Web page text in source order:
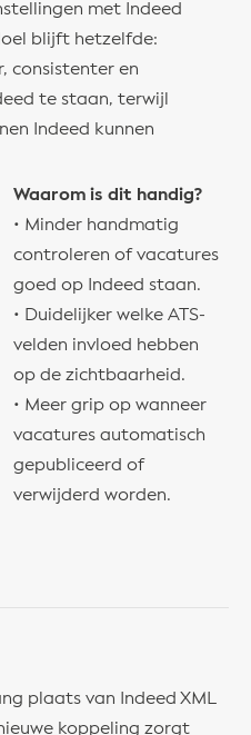
met Indeed
blijft hetzelfde:
consistenter en
te staan, terwijl
Indeed kunnen
Waarom is dit handig?
• Minder handmatig
controleren of vacatures
goed op Indeed staan.
• Duidelijker welke ATS-
velden invloed hebben
op de zichtbaarheid.
• Meer grip op wanneer
vacatures automatisch
gepubliceerd of
verwijderd worden.
plaats van Indeed XML
koppeling zorgt